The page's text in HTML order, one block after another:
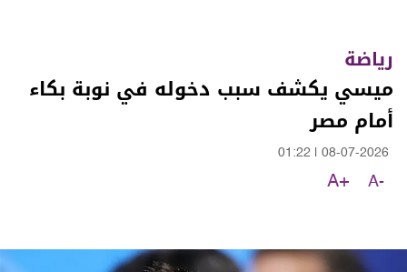
رياضة
ميسي يكشف سبب دخوله في نوبة بكاء
أمام مصر
08-07-2026
01:22
A-
A+